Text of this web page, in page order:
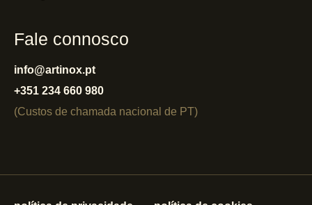
Fale connosco
info@artinox.pt
+351 234 660 980
(Custos de chamada nacional de PT)